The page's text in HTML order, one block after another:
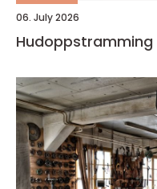
06. July 2026